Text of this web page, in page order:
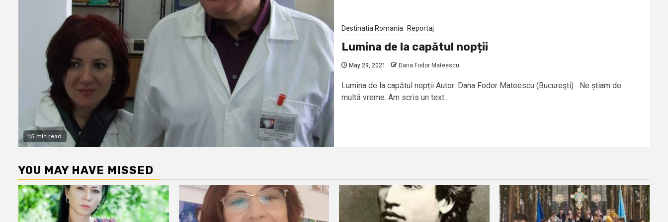
15 min read
Destinatia Romania Reportaj
Lumina de la capătul nopții
May 29, 2021 Dana Fodor Mateescu
Lumina de la capătul nopții Autor: Dana Fodor Mateescu (Bucureşti) Ne știam de
multă vreme. Am scris un text...
YOU MAY HAVE MISSED